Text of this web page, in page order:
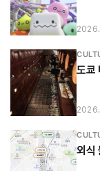
도쿄
외식